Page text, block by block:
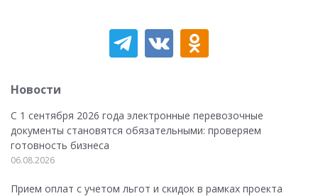
Новости
С 1 сентября 2026 года электронные перевозочные
документы становятся обязательными: проверяем
готовность бизнеса
06.08.2026
Прием оплат с учетом льгот и скидок в рамках проекта